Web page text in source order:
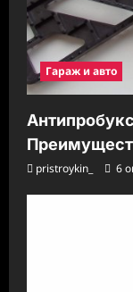
Гараж и авто
pristroykin_ 6